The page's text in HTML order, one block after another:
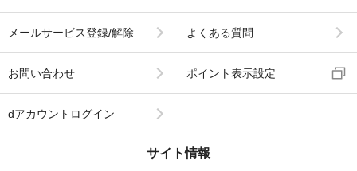
メールサービス登録/解除 よくある質問
お問い合わせ ポイント表示設定
dアカウントログイン
サイト情報